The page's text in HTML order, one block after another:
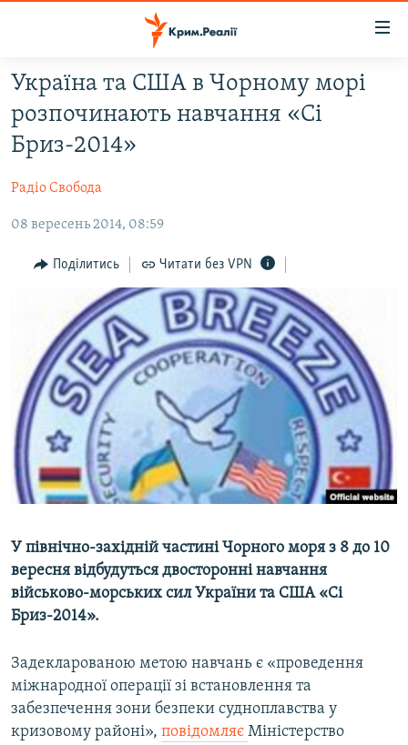
Перейти
до
основного
матеріалу
Перейти
до
навігації
Перейти
НОВИНИ
ВОДА.КРИМ
ВІДЕО ТА ФОТО
ПОЛІТИКА
БЛОГИ
ПОГЛЯД
ВСЕ ЗА ДЕНЬ
СПЕЦПРОЕКТИ
ДЕПОРТАЦІЯ
ВІДЕОУРОКИ «ELIFBE»
СВІДЧЕННЯ ОКУПАЦІЇ
УКРАЇНСЬКА ПРОБЛЕМА КРИМУ
ЯК ОБІЙТИ БЛОКУВАННЯ
Русский
Qırımtatar
Усі сайти RFE/RL
Україна та США в Чорному морі
розпочинають навчання «Сі
Бриз-2014»
Радіо Свобода
08 вересень 2014, 08:59
Поділитись Читати без VPN
У північно-західній частині Чорного моря з 8 до 10
вересня відбудуться двосторонні навчання
військово-морських сил України та США «Сі
Бриз-2014».
Задекларованою метою навчань є «проведення
міжнародної операції зі встановлення та
забезпечення зони безпеки судноплавства у
кризовому районі», повідомляє Міністерство